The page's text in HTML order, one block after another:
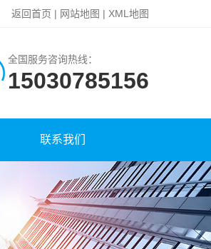
返回首页 | 网站地图 | XML地图
全国服务咨询热线：
15030785156
联系我们